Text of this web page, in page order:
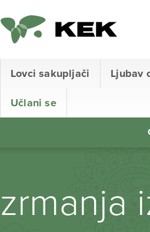
Lovci sakupljači Ljubav
Učlani se
zrmanja